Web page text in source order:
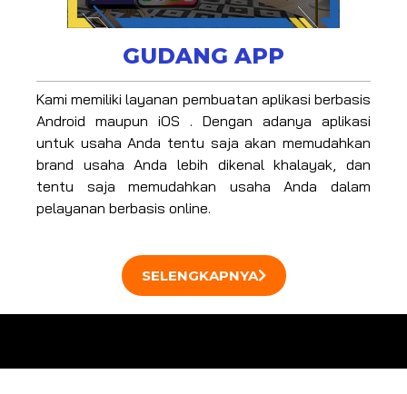
GUDANG APP
Kami memiliki layanan pembuatan aplikasi berbasis
Android maupun iOS . Dengan adanya aplikasi
untuk usaha Anda tentu saja akan memudahkan
brand usaha Anda lebih dikenal khalayak, dan
tentu saja memudahkan usaha Anda dalam
pelayanan berbasis online.
SELENGKAPNYA